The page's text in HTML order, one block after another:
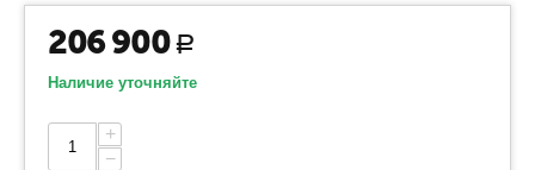
206 900 Р
Наличие уточняйте
+
−